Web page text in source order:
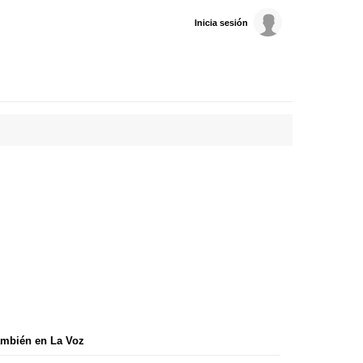
Inicia sesión
en La Voz